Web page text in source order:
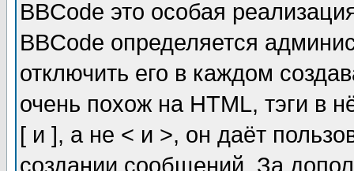
BBCode это особая
BBCode определяется
отключить его в каждом
очень похож на HTML, тэги в
[ и ], а не < и >, он даёт
создании сообщений. За